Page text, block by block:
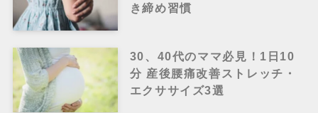
き締め習慣
30、40代のママ必見！1日10
分 産後腰痛改善ストレッチ・
エクササイズ3選